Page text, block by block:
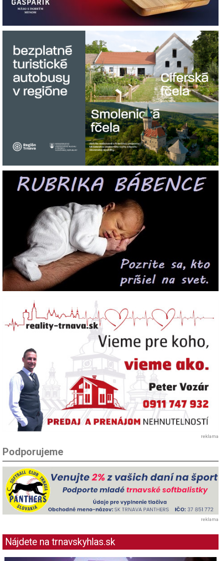
reklama
Podporujeme
reklama
Nájdete na trnavskyhlas.sk